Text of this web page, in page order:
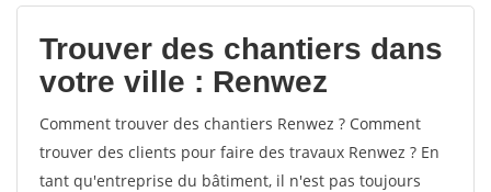
votes
Trouver des chantiers dans
votre ville : Renwez
Comment trouver des chantiers Renwez ? Comment
trouver des clients pour faire des travaux Renwez ? En
tant qu'entreprise du bâtiment, il n'est pas toujours